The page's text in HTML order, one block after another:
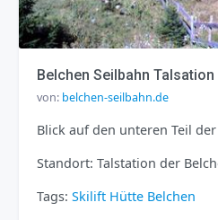
Belchen Seilbahn Talsation
von: belchen-seilbahn.de
Blick auf den unteren Teil
Standort: Talstation der
Tags: Skilift Hütte Belchen